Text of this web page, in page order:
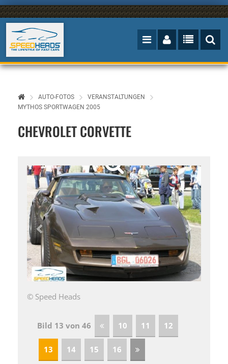
AUTO-FOTOS
VERANSTALTUNGEN
MYTHOS SPORTWAGEN 2005
CHEVROLET CORVETTE
© Speed Heads
Bild 13 von 46 10 11 12
13 14 15 16